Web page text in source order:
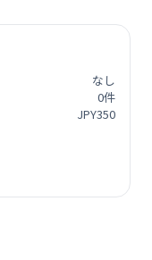
なし
0件
JPY350